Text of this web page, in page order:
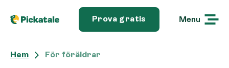
Prova gratis Menu
Hem För föräldrar